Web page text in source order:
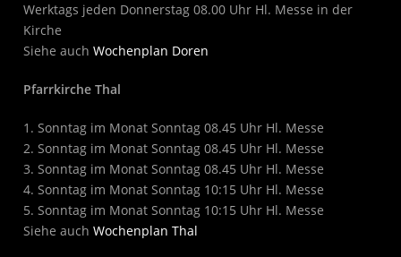
Werktags jeden Donnerstag 08.00 Uhr Hl. Messe in der
Kirche
Siehe auchWochenplan Doren
Pfarrkirche Thal
1. Sonntag im Monat Sonntag 08.45 Uhr Hl. Messe
2. Sonntag im Monat Sonntag 08.45 Uhr Hl. Messe
3. Sonntag im Monat Sonntag 08.45 Uhr Hl. Messe
4. Sonntag im Monat Sonntag 10:15 Uhr Hl. Messe
5. Sonntag im Monat Sonntag 10:15 Uhr Hl. Messe
Siehe auchWochenplan Thal